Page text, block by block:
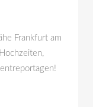
Frankfurt am